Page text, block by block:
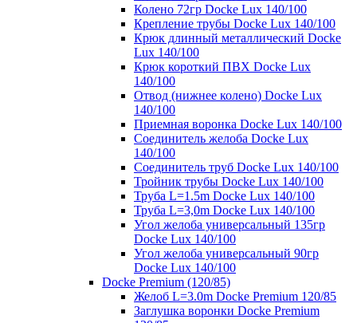
Колено 72гр Docke Lux 140/100
Крепление трубы Docke Lux 140/100
Крюк длинный металлический Docke
Lux 140/100
Крюк короткий ПВХ Docke Lux
140/100
Отвод (нижнее колено) Docke Lux
140/100
Приемная воронка Docke Lux 140/100
Соединитель желоба Docke Lux
140/100
Соединитель труб Docke Lux 140/100
Тройник трубы Docke Lux 140/100
Труба L=1.5m Docke Lux 140/100
Труба L=3,0m Docke Lux 140/100
Угол желоба универсальный 135гр
Docke Lux 140/100
Угол желоба универсальный 90гр
Docke Lux 140/100
Docke Premium (120/85)
Желоб L=3.0m Docke Premium 120/85
Заглушка воронки Docke Premium